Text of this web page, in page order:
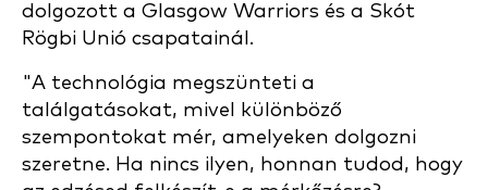
dolgozott a Glasgow Warriors és a Skót
Rögbi Unió csapatainál.
"A technológia megszünteti a
találgatásokat, mivel különböző
szempontokat mér, amelyeken dolgozni
szeretne. Ha nincs ilyen, honnan tudod, hogy